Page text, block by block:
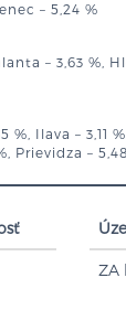
– 5,24 %
– 3,63 %,
%, Ilava – 3,11
Prievidza –
ZA